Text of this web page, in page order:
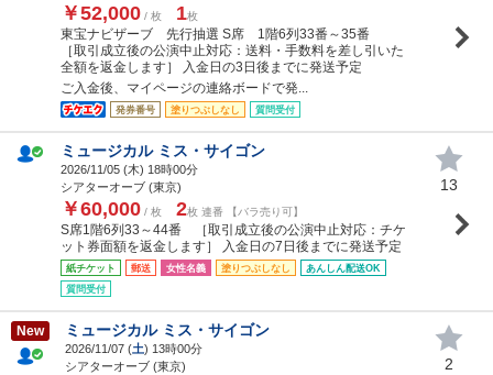
￥52,000 / 枚 1枚
東宝ナビザーブ 先行抽選 S席 1階6列33番～35番
［取引成立後の公演中止対応：送料・手数料を差し引いた
全額を返金します］ 入金日の3日後までに発送予定
ご入金後、マイページの連絡ボードで発...
発券番号 塗りつぶしなし 質問受付
ミュージカル ミス・サイゴン
2026/11/05 (木) 18時00分
シアターオーブ (東京)
￥60,000 / 枚 2枚 連番 【バラ売り可】
S席1階6列33～44番 ［取引成立後の公演中止対応：チケ
ット券面額を返金します］ 入金日の7日後までに発送予定
紙チケット 郵送 女性名義 塗りつぶしなし
あんしん配送OK
質問受付
13
New ミュージカル ミス・サイゴン
2026/11/07 (土) 13時00分
シアターオーブ (東京)
2